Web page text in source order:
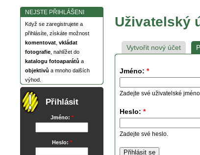
NEJSTE PŘIHLÁŠENI
Když se zaregistrujete a
přihlásíte, získáte možnost
komentovat vkládat
fotografie , nahlížet do
katalogu fotoaparátů a
objektivů a mnoho dalších
výhod.
Přihlásit
Jméno: *
Heslo: *
Uživatelský
Vytvořit nový účet
Jméno: *
Zadejte své uživatelské
Heslo: *
Zadejte své heslo.